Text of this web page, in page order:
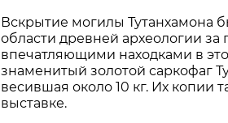
Вскрытие могилы Тутанхамона
области древней археологии
впечатляющими находками в
знаменитый золотой саркофаг
весившая около 10 кг. Их копии
выставке.